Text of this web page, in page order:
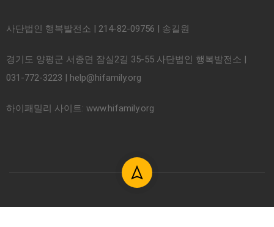
사단법인 행복발전소 | 214-82-09756 | 송길원
경기도 양평군 서종면 잠실2길 35-55 사단법인 행복발전소 |
031-772-3223 | help@hifamily.org
하이패밀리 사이트: www.hifamily.org